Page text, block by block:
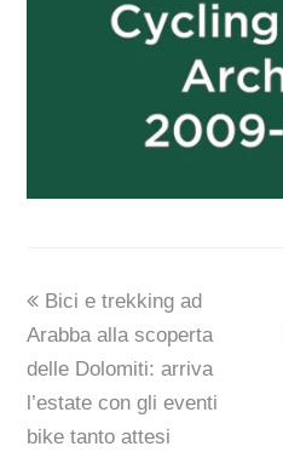
previous
post:
Bici e trekking ad
Arabba alla scoperta
delle Dolomiti: arriva
l’estate con gli eventi
bike tanto attesi